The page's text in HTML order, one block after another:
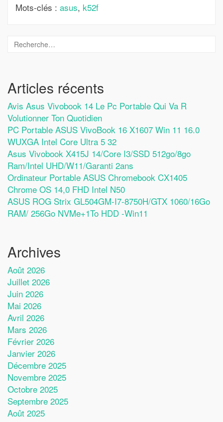
Mots-clés : asus, k52f
Articles récents
Avis Asus Vivobook 14 Le Pc Portable Qui Va R
Volutionner Ton Quotidien
PC Portable ASUS VivoBook 16 X1607 Win 11 16.0
WUXGA Intel Core Ultra 5 32
Asus Vivobook X415J 14/Core I3/SSD 512go/8go
Ram/Intel UHD/W11/Garanti 2ans
Ordinateur Portable ASUS Chromebook CX1405
Chrome OS 14,0 FHD Intel N50
ASUS ROG Strix GL504GM-I7-8750H/GTX 1060/16Go
RAM/ 256Go NVMe+1To HDD -Win11
Archives
Août 2026
Juillet 2026
Juin 2026
Mai 2026
Avril 2026
Mars 2026
Février 2026
Janvier 2026
Décembre 2025
Novembre 2025
Octobre 2025
Septembre 2025
Août 2025